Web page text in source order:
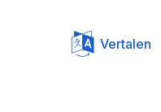
Vertalen